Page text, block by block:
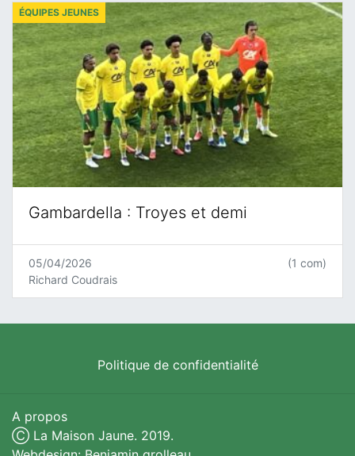
Gambardella : Troyes et demi
ÉQUIPES JEUNES
05/04/2026
Richard Coudrais
(1 com)
Politique de confidentialité
A propos
Ⓒ La Maison Jaune. 2019.